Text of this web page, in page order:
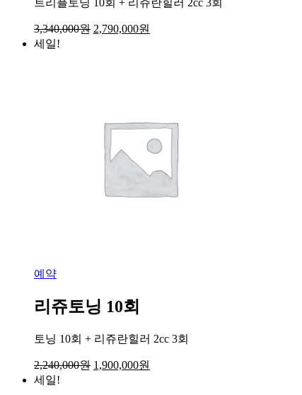
3,340,000원 2,790,000원
세일!
예약
리쥬토닝 10회
토닝 10회 + 리쥬란힐러 2cc 3회
2,240,000원 1,900,000원
세일!